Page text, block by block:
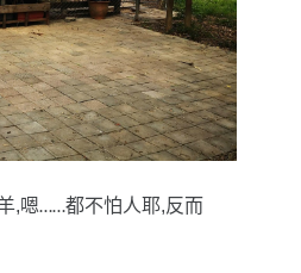
,嗯……都不怕人耶,反而